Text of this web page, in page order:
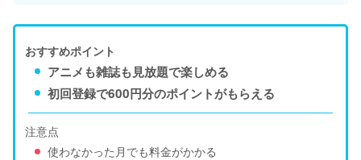
おすすめポイント
アニメも雑誌も見放題で楽しめる
初回登録で600円分のポイントがもらえる
注意点
使わなかった月でも料金がかかる